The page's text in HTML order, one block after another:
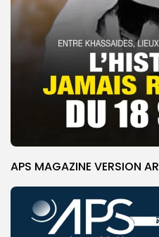
APS MAGAZINE VERSION AR